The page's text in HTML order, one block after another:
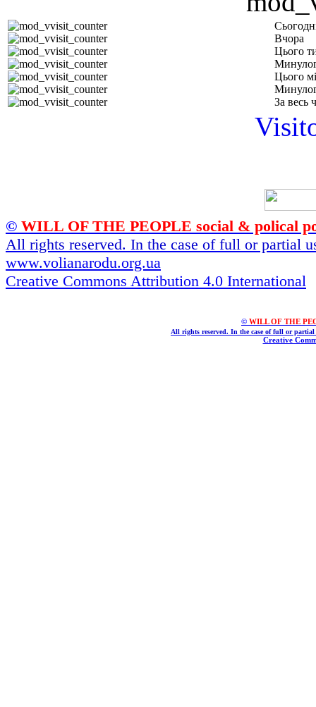
Вчора
Цього
Цього
За весь
© WILL OF THE PEOPLE social & polical
All rights reserved. In the case of full or partial
www.volianarodu.org.ua
Creative Commons Attribution 4.0 International
© WILL OF THE
All rights reserved. In the case of full or
Creative